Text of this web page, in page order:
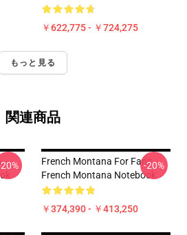
￥622,775 - ￥724,275
もっと見る
関連商品
French Montana For Fans
French Montana Notebook
￥374,390 - ￥413,250
-20%